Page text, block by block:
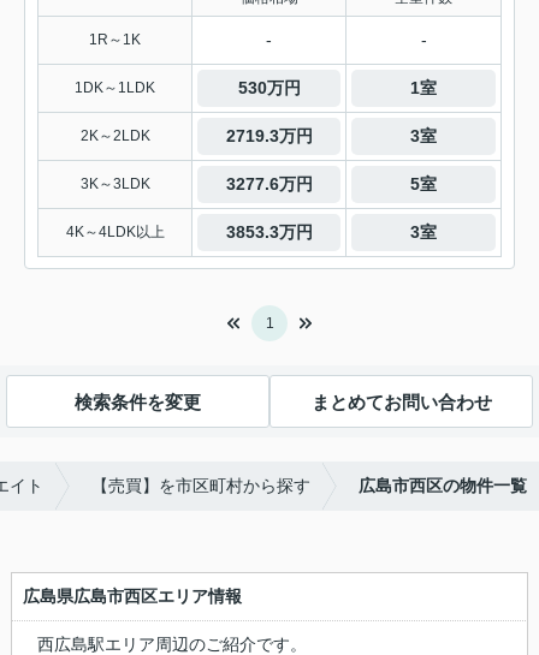
1R～1K - -
1DK～1LDK 530万円 1室
2K～2LDK 2719.3万円 3室
3K～3LDK 3277.6万円 5室
4K～4LDK以上 3853.3万円 3室
1
検索条件を変更 まとめてお問い合わせ
イト 【売買】を市区町村から探す 広島市西区の物件一覧
広島県広島市西区エリア情報
西広島駅エリア周辺のご紹介です。